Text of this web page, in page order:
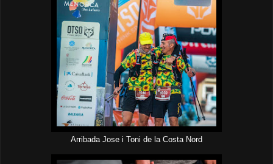
Arribada Jose i Toni de la Costa Nord